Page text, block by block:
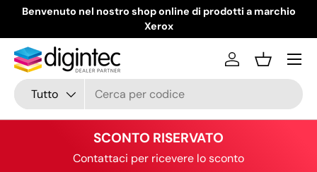
Benvenuto nel nostro shop online di prodotti a marchio
Xerox
Cerca
Tipo prodotto
Tutto
AccediCestino
Menu
SCONTO RISERVATO
Contattaci per ricevere lo sconto